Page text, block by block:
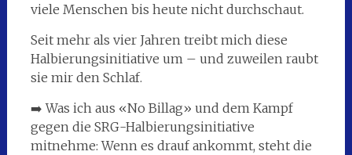
viele Menschen bis heute nicht durchschaut.
Seit mehr als vier Jahren treibt mich diese
Halbierungsinitiative um – und zuweilen raubt
sie mir den Schlaf.
➡️ Was ich aus «No Billag» und dem Kampf
gegen die SRG-Halbierungsinitiative
mitnehme: Wenn es drauf ankommt, steht die